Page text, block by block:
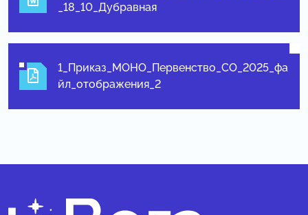
_18_10_Дубравная
1_Приказ_МОНО_Первенство_СО_2025_фа
йл_отображения_2